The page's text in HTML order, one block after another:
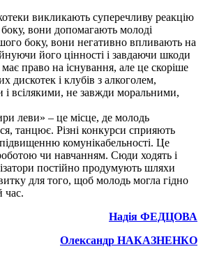
викликають суперечливу реакцію
боку, вони допомагають молоді
боку, вони негативно впливають на
його цінності і завдаючи шкоди
право на існування, але це скоріше
дискотек і клубів з алкоголем,
всілякими, не завжди моральними,
леви» – це місце, де молодь
танцює. Різні конкурси сприяють
комунікабельності. Це
чи навчанням. Сюди ходять і
постійно продумують шляхи
для того, щоб молодь могла гідно
час.
Надія ФЕДЦОВА
Олександр НАКАЗНЕНКО